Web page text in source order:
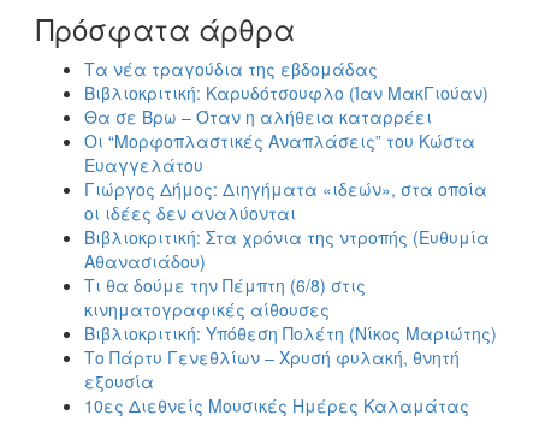
Πρόσφατα άρθρα
Τα νέα τραγούδια της εβδομάδας
Βιβλιοκριτική: Καρυδότσουφλο (Ίαν ΜακΓιούαν)
Θα σε Βρω – Όταν η αλήθεια καταρρέει
Οι “Μορφοπλαστικές Αναπλάσεις” του Κώστα
Ευαγγελάτου
Γιώργος Δήμος: Διηγήματα «ιδεών», στα οποία
οι ιδέες δεν αναλύονται
Βιβλιοκριτική: Στα χρόνια της ντροπής (Ευθυμία
Αθανασιάδου)
Τι θα δούμε την Πέμπτη (6/8) στις
κινηματογραφικές αίθουσες
Βιβλιοκριτική: Υπόθεση Πολέτη (Νίκος Μαριώτης)
Το Πάρτυ Γενεθλίων – Χρυσή φυλακή, θνητή
εξουσία
10ες Διεθνείς Μουσικές Ημέρες Καλαμάτας